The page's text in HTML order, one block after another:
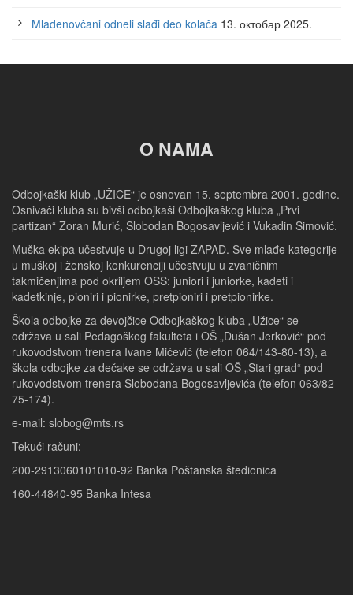
Mladenovčani odneli slađi deo kolača 13. октобар 2025.
O NAMA
Odbojkaški klub „UŽICE“ je osnovan 15. septembra 2001. godine.
Osnivači kluba su bivši odbojkaši Odbojkaškog kluba „Prvi
partizan“ Zoran Murić, Slobodan Bogosavljević i Vukadin Simović.
Muška ekipa učestvuje u Drugoj ligi ZAPAD. Sve mlađe kategorije
u muškoj i ženskoj konkurenciji učestvuju u zvaničnim
takmičenjima pod okriljem OSS: juniori i juniorke, kadeti i
kadetkinje, pioniri i pionirke, pretpioniri i pretpionirke.
Škola odbojke za devojčice Odbojkaškog kluba „Užice“ se
održava u sali Pedagoškog fakulteta i OŠ „Dušan Jerković“ pod
rukovodstvom trenera Ivane Mićević (telefon 064/143-80-13), a
škola odbojke za dečake se održava u sali OŠ „Stari grad“ pod
rukovodstvom trenera Slobodana Bogosavljevića (telefon 063/82-
75-174).
e-mail: slobog@mts.rs
Tekući računi:
200-2913060101010-92 Banka Poštanska štedionica
160-44840-95 Banka Intesa